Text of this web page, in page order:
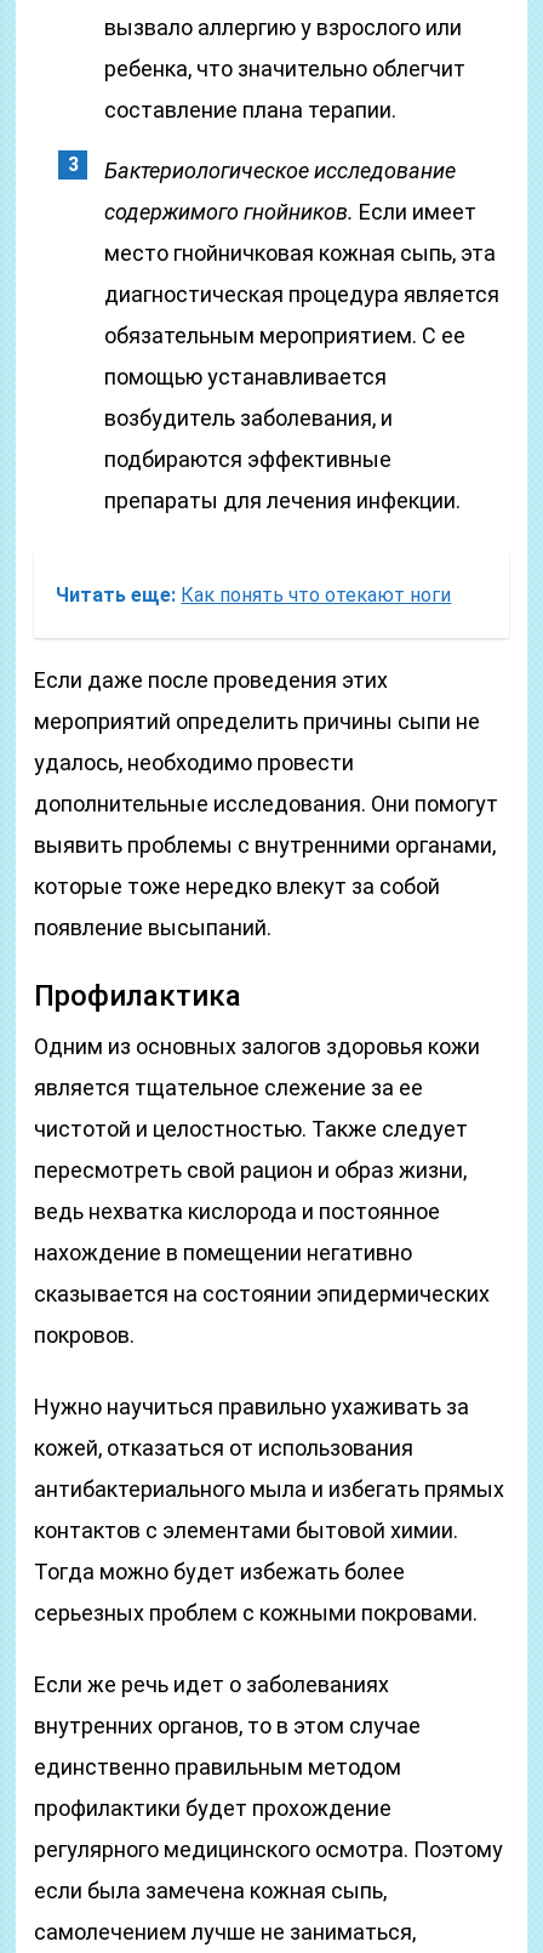
вызвало аллергию у взрослого или
ребенка, что значительно облегчит
составление плана терапии.
Бактериологическое исследование
содержимого гнойников. Если имеет
место гнойничковая кожная сыпь, эта
диагностическая процедура является
обязательным мероприятием. С ее
помощью устанавливается
возбудитель заболевания, и
подбираются эффективные
препараты для лечения инфекции.
Читать еще: Как понять что отекают ноги
Если даже после проведения этих
мероприятий определить причины сыпи не
удалось, необходимо провести
дополнительные исследования. Они помогут
выявить проблемы с внутренними органами,
которые тоже нередко влекут за собой
появление высыпаний.
Профилактика
Одним из основных залогов здоровья кожи
является тщательное слежение за ее
чистотой и целостностью. Также следует
пересмотреть свой рацион и образ жизни,
ведь нехватка кислорода и постоянное
нахождение в помещении негативно
сказывается на состоянии эпидермических
покровов.
Нужно научиться правильно ухаживать за
кожей, отказаться от использования
антибактериального мыла и избегать прямых
контактов с элементами бытовой химии.
Тогда можно будет избежать более
серьезных проблем с кожными покровами.
Если же речь идет о заболеваниях
внутренних органов, то в этом случае
единственно правильным методом
профилактики будет прохождение
регулярного медицинского осмотра. Поэтому
если была замечена кожная сыпь,
самолечением лучше не заниматься,